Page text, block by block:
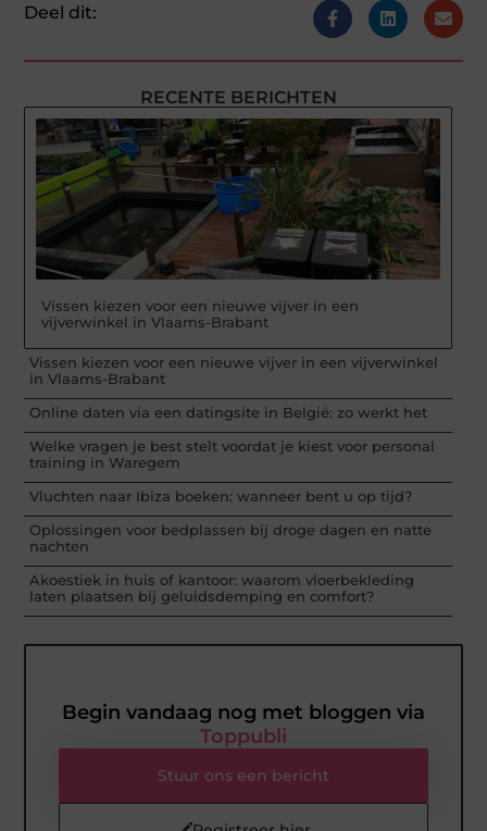
Deel dit:
RECENTE BERICHTEN
Vissen kiezen voor een nieuwe vijver in een
vijverwinkel in Vlaams-Brabant
Vissen kiezen voor een nieuwe vijver in een vijverwinkel
in Vlaams-Brabant
Online daten via een datingsite in België: zo werkt het
Welke vragen je best stelt voordat je kiest voor personal
training in Waregem
Vluchten naar Ibiza boeken: wanneer bent u op tijd?
Oplossingen voor bedplassen bij droge dagen en natte
nachten
Akoestiek in huis of kantoor: waarom vloerbekleding
laten plaatsen bij geluidsdemping en comfort?
Begin vandaag nog met bloggen via
Toppubli
Stuur ons een bericht